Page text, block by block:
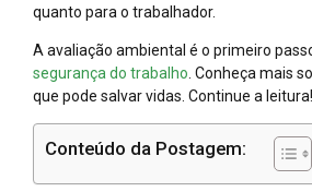
quanto para o trabalhador.
A avaliação ambiental é o primeiro
segurança do trabalho . Conheça mais
que pode salvar vidas. Continue a leitura!
Conteúdo da Postagem: